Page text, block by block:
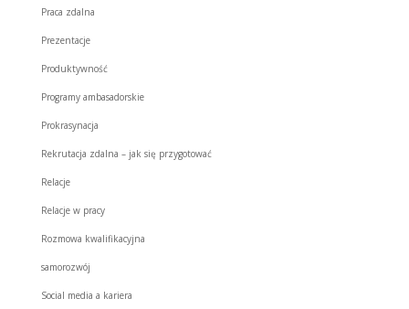
Praca zdalna
Prezentacje
Produktywność
Programy ambasadorskie
Prokrasynacja
Rekrutacja zdalna – jak się przygotować
Relacje
Relacje w pracy
Rozmowa kwalifikacyjna
samorozwój
Social media a kariera